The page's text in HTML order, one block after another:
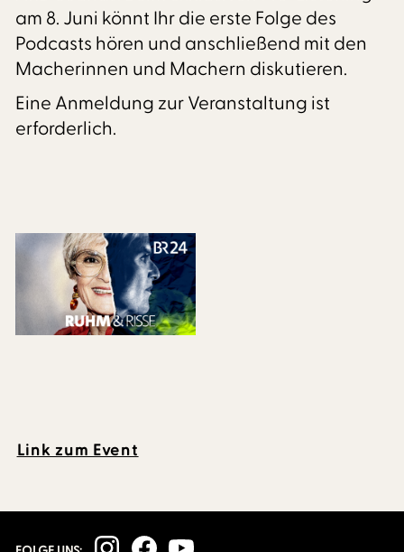
am 8. Juni könnt Ihr die erste Folge des
Podcasts hören und anschließend mit den
Macherinnen und Machern diskutieren.
Eine Anmeldung zur Veranstaltung ist
erforderlich.
Link zum Event